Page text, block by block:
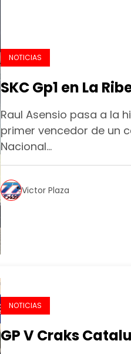
NOTICIAS
SKC Gp1 en La
Raul Asensio pasa a la
primer vencedor de un
Nacional…
Victor Plaza
NOTICIAS
GP V Craks